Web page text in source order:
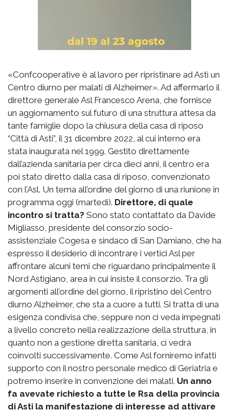
«Confcooperative è al lavoro per ripristinare ad Asti un
Centro diurno per malati di Alzheimer». Ad affermarlo il
direttore generale Asl Francesco Arena, che fornisce
un aggiornamento sul futuro di una struttura attesa da
tante famiglie dopo la chiusura della casa di riposo
“Città di Asti”, il 31 dicembre 2022, al cui interno era
stata inaugurata nel 1999. Gestito direttamente
dall’azienda sanitaria per circa dieci anni, il centro era
poi stato diretto dalla casa di riposo, convenzionato
con l’Asl. Un tema all’ordine del giorno di una riunione in
programma oggi (martedì). Direttore, di quale
incontro si tratta? Sono stato contattato da Davide
Migliasso, presidente del consorzio socio-
assistenziale Cogesa e sindaco di San Damiano, che ha
espresso il desiderio di incontrare i vertici Asl per
affrontare alcuni temi che riguardano principalmente il
Nord Astigiano, area in cui insiste il consorzio. Tra gli
argomenti all’ordine del giorno, il ripristino del Centro
diurno Alzheimer, che sta a cuore a tutti. Si tratta di una
esigenza condivisa che, seppure non ci veda impegnati
a livello concreto nella realizzazione della struttura, in
quanto non a gestione diretta sanitaria, ci vedrà
coinvolti successivamente. Come Asl forniremo infatti
supporto con il nostro personale medico di Geriatria e
potremo inserire in convenzione dei malati. Un anno
fa avevate richiesto a tutte le Rsa della provincia
di Asti la manifestazione di interesse ad attivare